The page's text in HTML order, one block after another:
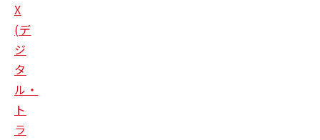
X
(デ
ジ
タ
ル・
ト
ラ